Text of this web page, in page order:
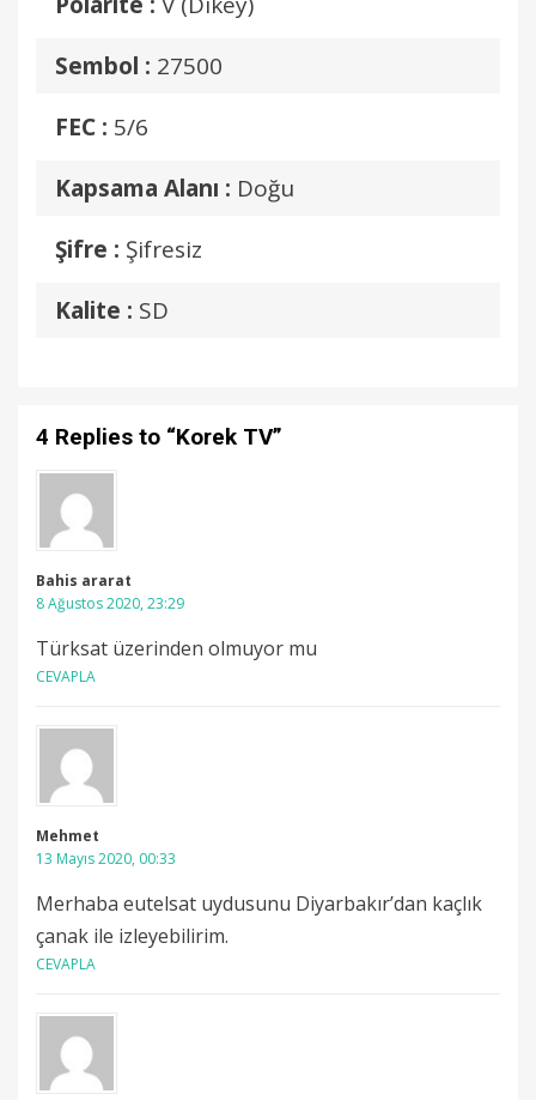
Sembol : 27500
FEC : 5/6
Kapsama Alanı : Doğu
Şifre : Şifresiz
Kalite : SD
4 Replies to “Korek TV”
Bahis ararat
8 Ağustos 2020, 23:29
Türksat üzerinden olmuyor mu
CEVAPLA
Mehmet
13 Mayıs 2020, 00:33
Merhaba eutelsat uydusunu Diyarbakır’dan kaçlık
çanak ile izleyebilirim.
CEVAPLA